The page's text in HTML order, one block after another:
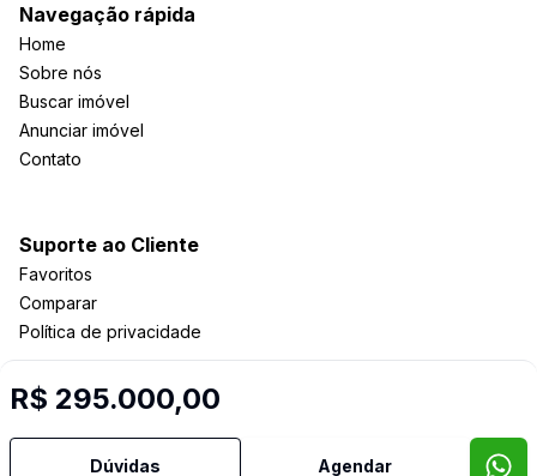
R$ 295.000,00
Dúvidas Agendar
Navegação rápida
Home
Sobre nós
Buscar imóvel
Anunciar imóvel
Contato
Suporte ao Cliente
Favoritos
Comparar
Política de privacidade
Selo de Tecnologia Loft